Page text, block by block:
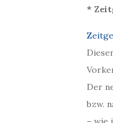
*
Der
bzw.